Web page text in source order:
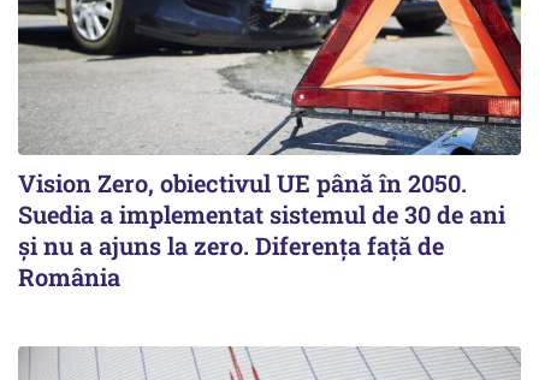
Vision Zero, obiectivul UE până în 2050.
Suedia a implementat sistemul de 30 de ani
şi nu a ajuns la zero. Diferenţa faţă de
România